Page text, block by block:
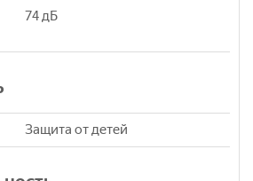
74 дБ
Защита от детей